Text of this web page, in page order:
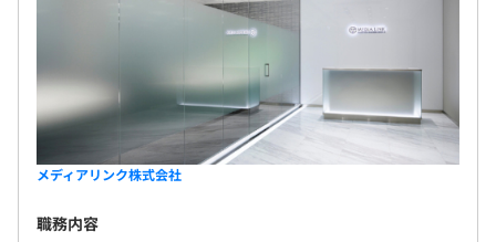
メディアリンク株式会社
職務内容